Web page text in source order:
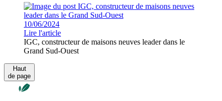
10/06/2024
Lire l'article
IGC, constructeur de maisons neuves leader dans le
Grand Sud-Ouest
Haut
de page